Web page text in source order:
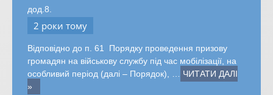
дод.8.
2 роки тому
Відповідно до п. 61 Порядку проведення призову
громадян на військову службу під час мобілізації, на
особливий період (далі – Порядок), … ЧИТАТИ ДАЛІ
»